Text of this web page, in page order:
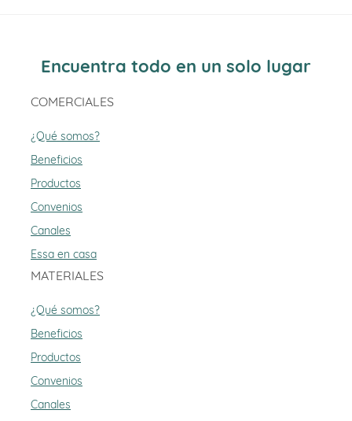
Encuentra todo en un solo lugar
COMERCIALES
¿Qué somos?
Beneficios
Productos
Convenios
Canales
Essa en casa
MATERIALES
¿Qué somos?
Beneficios
Productos
Convenios
Canales